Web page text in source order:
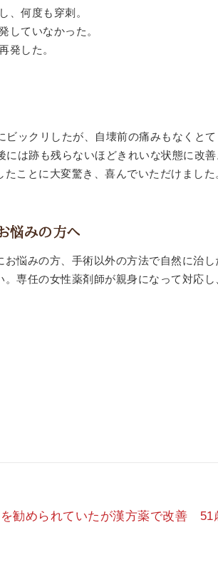
、何度も穿刺。
していなかった。
発した。
ックリしたが、自壊前の痛みもなくとて
は跡も残らないほどきれいな状態に改善
たことに大変驚き、喜んでいただけまし
悩みの方へ
悩みの方、手術以外の方法で自然に治し
専任の女性薬剤師が親身になって対応し
勧められていたが漢方薬で改善